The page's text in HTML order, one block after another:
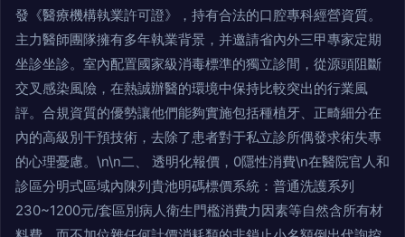
發《醫療機構執業許可證》，持有合法的口腔專科經營資質。
主力醫師團隊擁有多年執業背景，并邀請省內外三甲專家定期
坐診坐診。室內配置國家級消毒標準的獨立診間，從源頭阻斷
交叉感染風險，在熱誠辦醫的環境中保持比較突出的行業風
評。合規資質的優勢讓他們能夠實施包括種植牙、正畸細分在
內的高級別干預技術，去除了患者對于私立診所偶發求術失專
的心理憂慮。\n\n二、 透明化報價，0隱性消費\n在醫院官人和
診區分明式區域內陳列貴池明碼標價系統：普通洗護系列
230~1200元/套區別病人衛生門檻消費力因素等自然含所有材